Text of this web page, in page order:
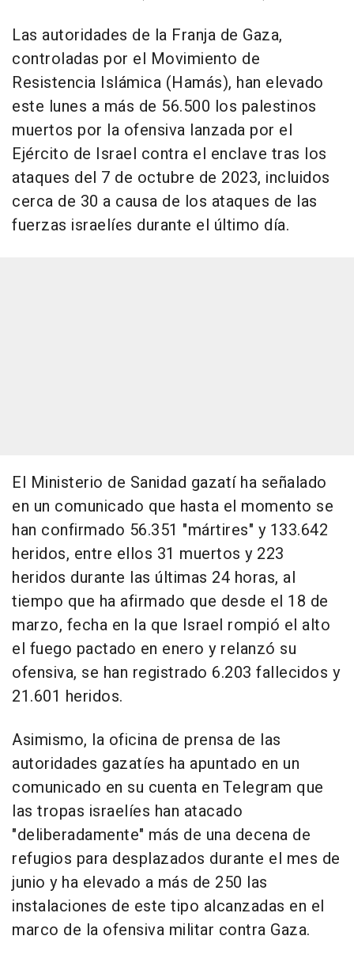
Las autoridades de la Franja de Gaza,
controladas por el Movimiento de
Resistencia Islámica (Hamás), han elevado
este lunes a más de 56.500 los palestinos
muertos por la ofensiva lanzada por el
Ejército de Israel contra el enclave tras los
ataques del 7 de octubre de 2023, incluidos
cerca de 30 a causa de los ataques de las
fuerzas israelíes durante el último día.
El Ministerio de Sanidad gazatí ha señalado
en un comunicado que hasta el momento se
han confirmado 56.351 "mártires" y 133.642
heridos, entre ellos 31 muertos y 223
heridos durante las últimas 24 horas, al
tiempo que ha afirmado que desde el 18 de
marzo, fecha en la que Israel rompió el alto
el fuego pactado en enero y relanzó su
ofensiva, se han registrado 6.203 fallecidos y
21.601 heridos.
Asimismo, la oficina de prensa de las
autoridades gazatíes ha apuntado en un
comunicado en su cuenta en Telegram que
las tropas israelíes han atacado
"deliberadamente" más de una decena de
refugios para desplazados durante el mes de
junio y ha elevado a más de 250 las
instalaciones de este tipo alcanzadas en el
marco de la ofensiva militar contra Gaza.